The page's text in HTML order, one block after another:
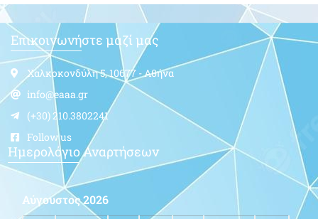
Επικοινωνήστε μαζί μας
Χαλκοκονδύλη 5, 10677 - Αθήνα
info@eaaa.gr
(+30) 210.3802241
Follow us
Ημερολόγιο Αναρτήσεων
Αύγουστος 2026